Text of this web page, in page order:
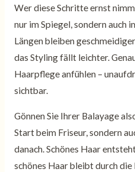
Wer diese Schritte ernst
nur im Spiegel, sondern auch
Längen bleiben
das Styling fällt leichter.
Haarpflege anfühlen –
sichtbar.
Gönnen Sie Ihrer Balayage
Start beim Friseur, sondern
danach. Schönes Haar
schönes Haar bleibt durch die